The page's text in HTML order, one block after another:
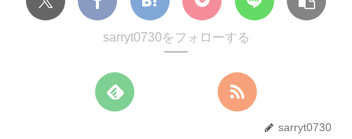
sarryt0730をフォローする
sarryt0730